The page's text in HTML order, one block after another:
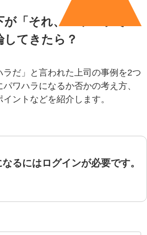
「それ、パワハラで
てきたら？
ラだ」と言われた上司の事例を2つ
ワハラになるか否かの考え方、
ントなどを紹介します。
るにはログインが必要です。